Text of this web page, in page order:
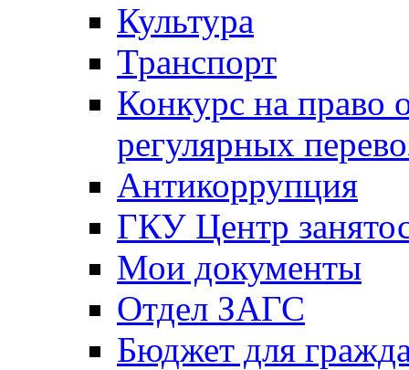
Культура
Транспорт
Конкурс на право
регулярных
Антикоррупция
ГКУ Центр
Мои документы
Отдел ЗАГС
Бюджет для